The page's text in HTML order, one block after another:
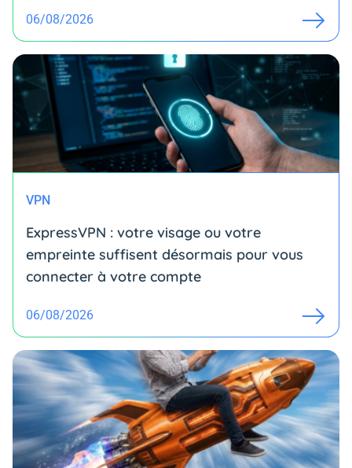
06/08/2026
VPN
ExpressVPN : votre visage ou votre
empreinte suffisent désormais pour vous
connecter à votre compte
06/08/2026